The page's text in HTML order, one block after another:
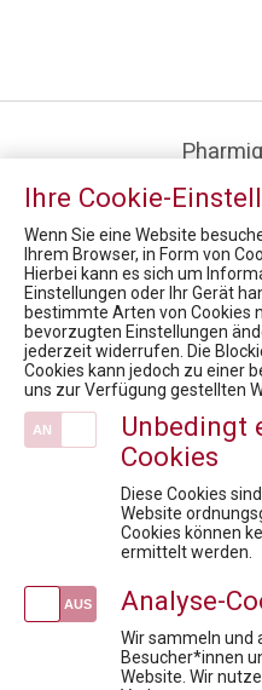
Health Care
Market Access under
To Launch
Ihre Cookie-
Wenn Sie eine Website
Ihrem Browser, in Form von
Hierbei kann es sich um
Einstellungen oder Ihr Gerät
bestimmte Arten von Cookies
bevorzugten Einstellungen
jederzeit widerrufen. Die
Cookies kann jedoch zu einer
uns zur Verfügung gestellten
Unbedingt
Cookies
Diese Cookies
Website
Cookies können
ermittelt werden.
Analyse-
Wir sammeln und
Besucher*innen
Website. Wir